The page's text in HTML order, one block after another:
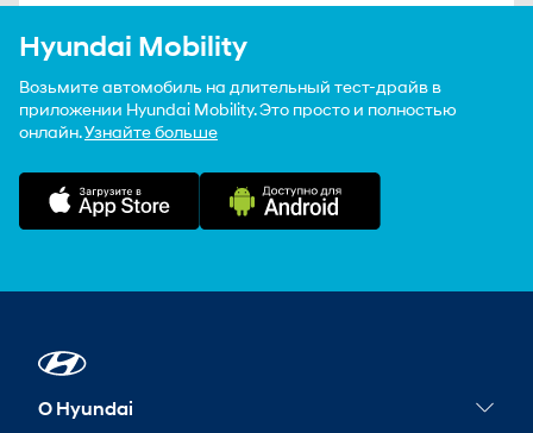
Hyundai Mobility
Возьмите автомобиль на длительный тест-драйв в
приложении Hyundai Mobility. Это просто и полностью
онлайн.Узнайте больше
О Hyundai